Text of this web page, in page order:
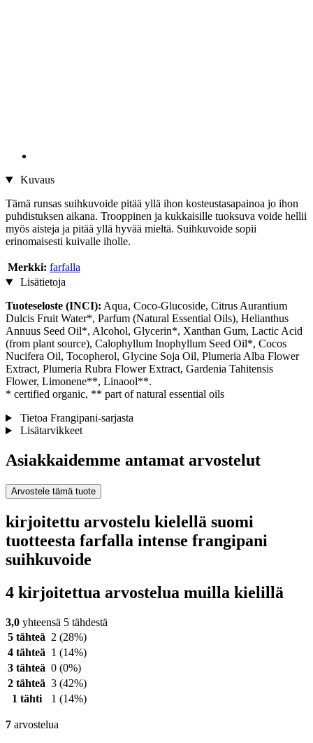
Kuvaus
Tämä runsas suihkuvoide pitää yllä ihon kosteustasapainoa jo ihon
puhdistuksen aikana. Trooppinen ja kukkaisille tuoksuva voide hellii
myös aisteja ja pitää yllä hyvää mieltä. Suihkuvoide sopii
erinomaisesti kuivalle iholle.
Merkki: farfalla
Lisätietoja
Tuoteseloste (INCI): Aqua, Coco-Glucoside, Citrus Aurantium
Dulcis Fruit Water*, Parfum (Natural Essential Oils), Helianthus
Annuus Seed Oil*, Alcohol, Glycerin*, Xanthan Gum, Lactic Acid
(from plant source), Calophyllum Inophyllum Seed Oil*, Cocos
Nucifera Oil, Tocopherol, Glycine Soja Oil, Plumeria Alba Flower
Extract, Plumeria Rubra Flower Extract, Gardenia Tahitensis
Flower, Limonene**, Linaool**.
* certified organic, ** part of natural essential oils
Tietoa Frangipani-sarjasta
Lisätarvikkeet
Asiakkaidemme antamat arvostelut
Arvostele tämä tuote
kirjoitettu arvostelu kielellä suomi
tuotteesta farfalla intense frangipani
suihkuvoide
4 kirjoitettua arvostelua muilla kielillä
3,0 yhteensä 5 tähdestä
5 tähteä 2 (28%)
4 tähteä 1 (14%)
3 tähteä 0 (0%)
2 tähteä 3 (42%)
1 tähti
1 (14%)
7 arvostelua